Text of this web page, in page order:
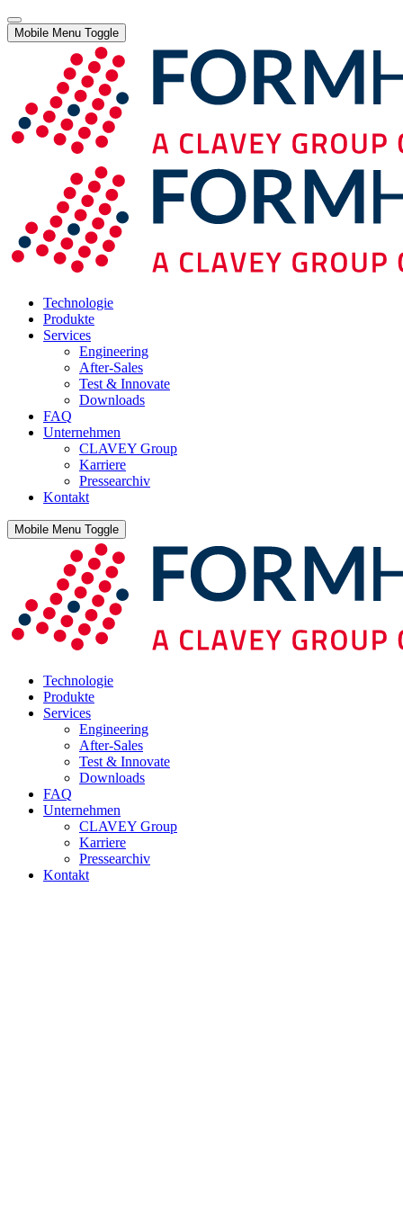
Mobile Menu Toggle
Technologie
Produkte
Services
Engineering
After-Sales
Test & Innovate
Downloads
FAQ
Unternehmen
CLAVEY Group
Karriere
Pressearchiv
Kontakt
Mobile Menu Toggle
Technologie
Produkte
Services
Engineering
After-Sales
Test & Innovate
Downloads
FAQ
Unternehmen
CLAVEY Group
Karriere
Pressearchiv
Kontakt